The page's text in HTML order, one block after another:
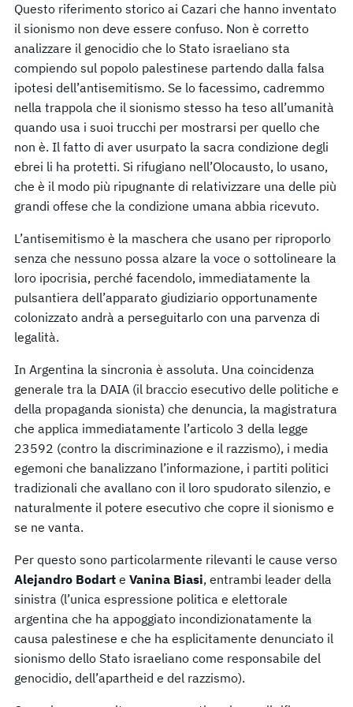
Questo riferimento storico ai Cazari che hanno inventato
il sionismo non deve essere confuso. Non è corretto
analizzare il genocidio che lo Stato israeliano sta
compiendo sul popolo palestinese partendo dalla falsa
ipotesi dell’antisemitismo. Se lo facessimo, cadremmo
nella trappola che il sionismo stesso ha teso all’umanità
quando usa i suoi trucchi per mostrarsi per quello che
non è. Il fatto di aver usurpato la sacra condizione degli
ebrei li ha protetti. Si rifugiano nell’Olocausto, lo usano,
che è il modo più ripugnante di relativizzare una delle più
grandi offese che la condizione umana abbia ricevuto.
L’antisemitismo è la maschera che usano per riproporlo
senza che nessuno possa alzare la voce o sottolineare la
loro ipocrisia, perché facendolo, immediatamente la
pulsantiera dell’apparato giudiziario opportunamente
colonizzato andrà a perseguitarlo con una parvenza di
legalità.
In Argentina la sincronia è assoluta. Una coincidenza
generale tra la DAIA (il braccio esecutivo delle politiche e
della propaganda sionista) che denuncia, la magistratura
che applica immediatamente l’articolo 3 della legge
23592 (contro la discriminazione e il razzismo), i media
egemoni che banalizzano l’informazione, i partiti politici
tradizionali che avallano con il loro spudorato silenzio, e
naturalmente il potere esecutivo che copre il sionismo e
se ne vanta.
Per questo sono particolarmente rilevanti le cause verso
Alejandro Bodart e Vanina Biasi, entrambi leader della
sinistra (l’unica espressione politica e elettorale
argentina che ha appoggiato incondizionatamente la
causa palestinese e che ha esplicitamente denunciato il
sionismo dello Stato israeliano come responsabile del
genocidio, dell’apartheid e del razzismo).